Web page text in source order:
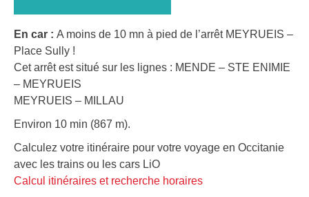
En car : A moins de 10 mn à pied de l’arrêt MEYRUEIS –
Place Sully !
Cet arrêt est situé sur les lignes : MENDE – STE ENIMIE
– MEYRUEIS
MEYRUEIS – MILLAU
Environ 10 min (867 m).
Calculez votre itinéraire pour votre voyage en Occitanie
avec les trains ou les cars LiO
Calcul itinéraires et recherche horaires